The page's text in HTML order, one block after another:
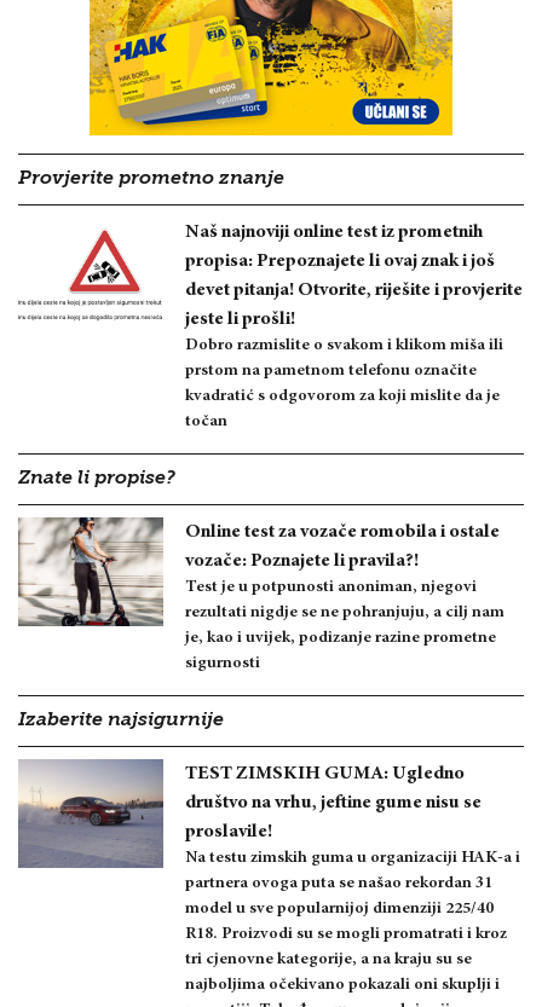
Provjerite prometno znanje
Naš najnoviji online test iz prometnih
propisa: Prepoznajete li ovaj znak i još
devet pitanja! Otvorite, riješite i provjerite
jeste li prošli!
Dobro razmislite o svakom i klikom miša ili
prstom na pametnom telefonu označite
kvadratić s odgovorom za koji mislite da je
točan
Znate li propise?
Online test za vozače romobila i ostale
vozače: Poznajete li pravila?!
Test je u potpunosti anoniman, njegovi
rezultati nigdje se ne pohranjuju, a cilj nam
je, kao i uvijek, podizanje razine prometne
sigurnosti
Izaberite najsigurnije
TEST ZIMSKIH GUMA: Ugledno
društvo na vrhu, jeftine gume nisu se
proslavile!
Na testu zimskih guma u organizaciji HAK-a i
partnera ovoga puta se našao rekordan 31
model u sve popularnijoj dimenziji 225/40
R18. Proizvodi su se mogli promatrati i kroz
tri cjenovne kategorije, a na kraju su se
najboljima očekivano pokazali oni skuplji i